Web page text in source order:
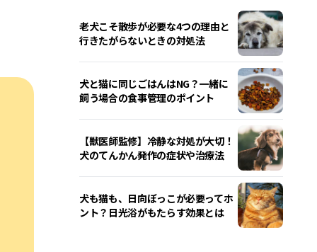
老犬こそ散歩が必要な4つの理由と
行きたがらないときの対処法
犬と猫に同じごはんはNG？一緒に
飼う場合の食事管理のポイント
【獣医師監修】冷静な対処が大切！
犬のてんかん発作の症状や治療法
犬も猫も、日向ぼっこが必要ってホ
ント？日光浴がもたらす効果とは